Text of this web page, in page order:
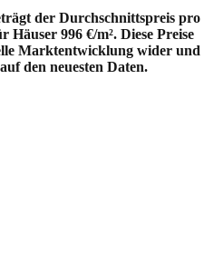
der Durchschnittspreis pro
Häuser 996 €/m². Diese Preise
Marktentwicklung wider und
den neuesten Daten.